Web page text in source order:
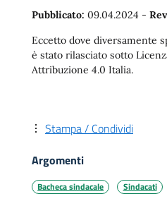
Pubblicato: 09.04.2024 -
Eccetto dove diversamente
è stato rilasciato sotto
Attribuzione 4.0 Italia.
Stampa / Condividi
Argomenti
Bacheca sindacale Sindacati